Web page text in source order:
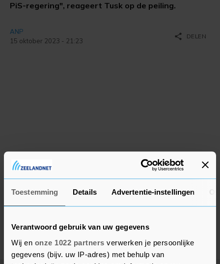
Toestemming Details Advertentie-instellingen
Verantwoord gebruik van uw gegevens
Wij en onze 1022 partners verwerken je persoonlijke
gegevens (bijv. uw IP-adres) met behulp van
PiS-regering", reageert Tusk op de peiling.
ANP
15 oktober 2023 - 21:23
share DELEN